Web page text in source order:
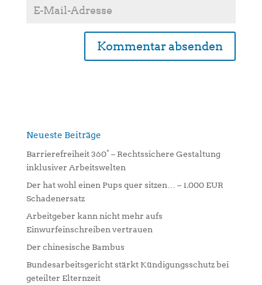
n
v
e
:
Neueste Beiträge
Barrierefreiheit 360° – Rechtssichere Gestaltung
inklusiver Arbeitswelten
Der hat wohl einen Pups quer sitzen… – 1.000 EUR
Schadenersatz
Arbeitgeber kann nicht mehr aufs
Einwurfeinschreiben vertrauen
Der chinesische Bambus
Bundesarbeitsgericht stärkt Kündigungsschutz bei
geteilter Elternzeit